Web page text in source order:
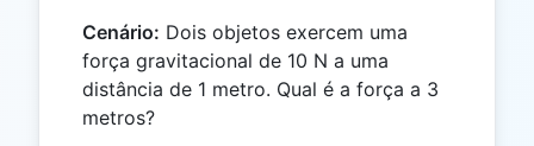
Cenário: Dois objetos exercem uma
força gravitacional de 10 N a uma
distância de 1 metro. Qual é a força a 3
metros?